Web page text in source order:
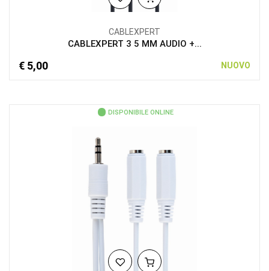
CABLEXPERT
CABLEXPERT 3 5 MM AUDIO +...
€ 5,00 NUOVO
DISPONIBILE ONLINE